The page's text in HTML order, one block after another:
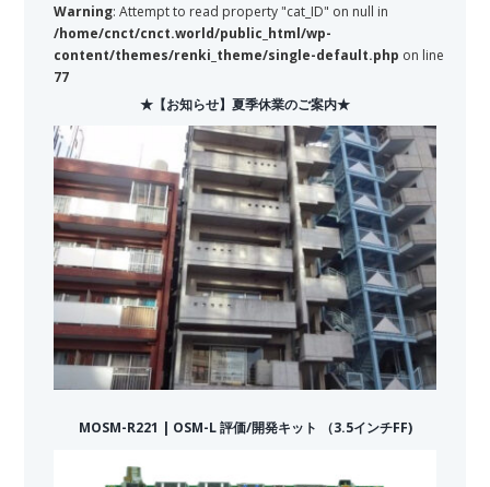
Warning: Attempt to read property "cat_ID" on null in
/home/cnct/cnct.world/public_html/wp-
content/themes/renki_theme/single-default.php on line
77
★【お知らせ】夏季休業のご案内★
MOSM-R221 | OSM-L 評価/開発キット （3.5インチFF)